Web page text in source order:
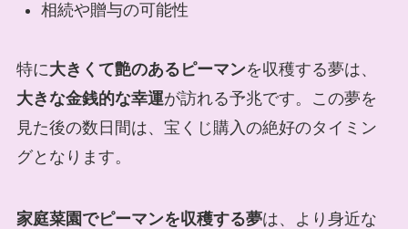
相続や贈与の可能性
特に大きくて艶のあるピーマンを収穫する夢は、
大きな金銭的な幸運が訪れる予兆です。この夢を
見た後の数日間は、宝くじ購入の絶好のタイミン
グとなります。
家庭菜園でピーマンを収穫する夢は、より身近な